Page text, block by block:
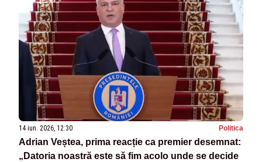
14 iun. 2026, 12:30 Politica
Adrian Veștea, prima reacție ca premier desemnat:
„Datoria noastră este să fim acolo unde se decide